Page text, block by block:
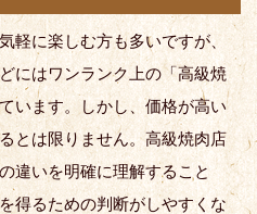
軽に楽しむ方も多いですが、
にはワンランク上の「高級焼
います。しかし、価格が高い
とは限りません。高級焼肉店
違いを明確に理解すること
得るための判断がしやすくな